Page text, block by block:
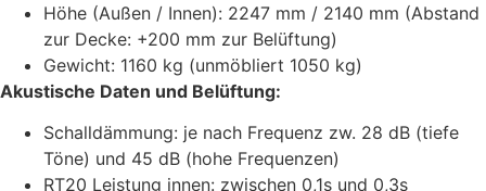
Höhe (Außen / Innen): 2247 mm / 2140 mm (Abstand
zur Decke: +200 mm zur Belüftung)
Gewicht: 1160 kg (unmöbliert 1050 kg)
Akustische Daten und Belüftung:
Schalldämmung: je nach Frequenz zw. 28 dB (tiefe
Töne) und 45 dB (hohe Frequenzen)
RT20 Leistung innen: zwischen 0,1s und 0,3s